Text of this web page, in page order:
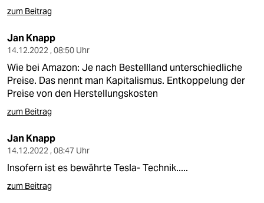
zum Beitrag
Jan Knapp
14.12.2022 , 08:50 Uhr
Wie bei Amazon: Je nach Bestellland unterschiedliche
Preise. Das nennt man Kapitalismus. Entkoppelung der
Preise von den Herstellungskosten
zum Beitrag
Jan Knapp
14.12.2022 , 08:47 Uhr
Insofern ist es bewährte Tesla- Technik.....
zum Beitrag